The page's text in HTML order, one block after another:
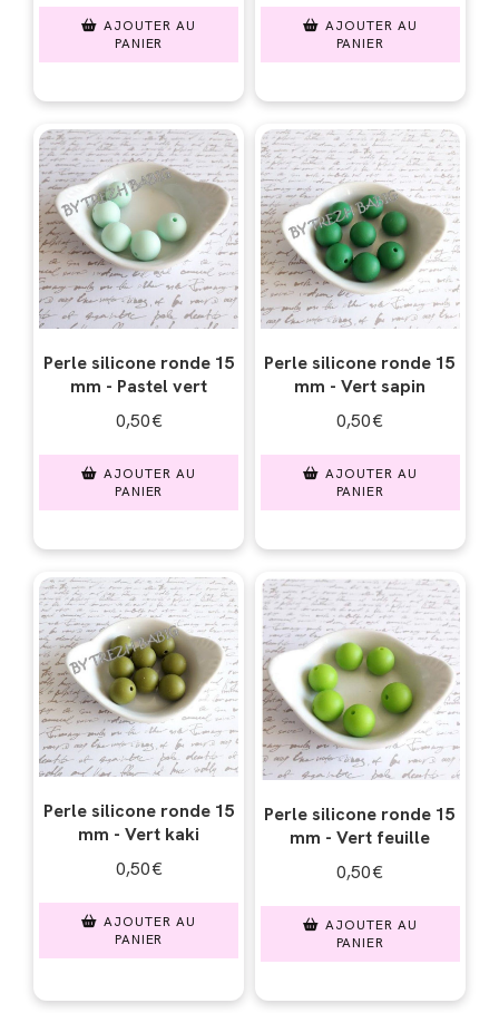
AJOUTER AU
PANIER
AJOUTER AU
PANIER
Perle silicone ronde 15
mm - Pastel vert
0,50€
AJOUTER AU
PANIER
Perle silicone ronde 15
mm - Vert sapin
0,50€
AJOUTER AU
PANIER
Perle silicone ronde 15
mm - Vert kaki
0,50€
AJOUTER AU
PANIER
Perle silicone ronde 15
mm - Vert feuille
0,50€
AJOUTER AU
PANIER